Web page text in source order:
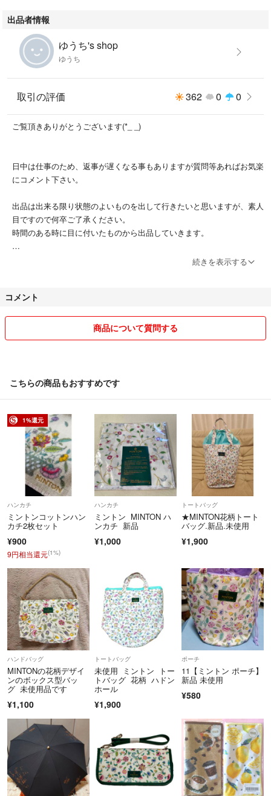
出品者情報
ゆうち's shop
ゆうち
取引の評価 362 0 0
ご覧頂きありがとうございます(*_ _)
日中は仕事のため、返事が遅くなる事もありますが質問等あればお気楽
にコメント下さい。
出品は出来る限り状態のよいものを出して行きたいと思いますが、素人
目ですので何卒ご了承ください。
時間のある時に目に付いたものから出品していきます。
ご入金日と休みの日が合いましたら即発送の方はさせて頂きます。
希望の発送方法がございましたら、お値段とご相談させて頂きます。
まとめ売りで値引き出来る分もあると思いますのでコメント下さい。
続きを表示する
コメント
商品について質問する
こちらの商品もおすすめです
1%還元
ハンカチ
ミントンコットンハン
カチ2枚セット
¥900
9円相当還元(1%)
ハンカチ
ミントン MINTON ハ
ンカチ 新品
¥1,000
トートバッグ
★MINTON花柄トート
バッグ.新品.未使用
¥1,900
ハンドバッグ
MINTONの花柄デザイ
ンのボックス型バッ
グ 未使用品です
¥1,100
トートバッグ
未使用 ミントン トー
トバッグ 花柄 ハドン
ホール
¥1,900
ポーチ
11【ミントン ポーチ】
新品 未使用
¥580